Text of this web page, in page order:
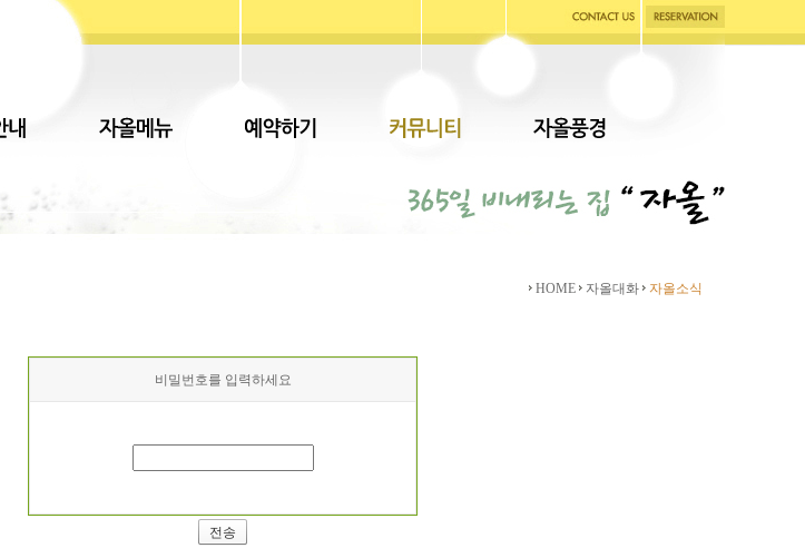
HOME 자올대화 자올소식
비밀번호를 입력하세요